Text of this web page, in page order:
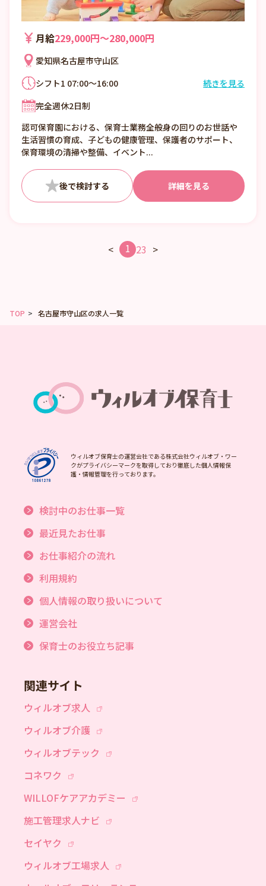
月給229,000円〜280,000円
愛知県名古屋市守山区
シフト1 07:00～16:00
シフト3 11:00～20:00
続きを見る
完全週休2日制
認可保育園における、保育士業務全般身の回りのお世話や
生活習慣の育成、子どもの健康管理、保護者のサポート、
保育環境の清掃や整備、イベント...
詳細を見る
< 1 23 >
TOP 名古屋市守山区の求人一覧
ウィルオブ保育士の運営会社である株式会社ウィルオブ・ワー
クがプライバシーマークを取得しており徹底した個人情報保
護・情報管理を行っております。
検討中のお仕事一覧
最近見たお仕事
お仕事紹介の流れ
利用規約
個人情報の取り扱いについて
運営会社
保育士のお役立ち記事
関連サイト
ウィルオブ求人
ウィルオブ介護
ウィルオブテック
コネワク
WILLOFケアアカデミー
施工管理求人ナビ
セイヤク
ウィルオブ工場求人